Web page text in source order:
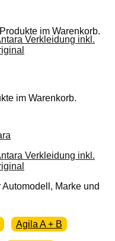
im Warenkorb.
im Warenkorb.
Marke und
Agila A + B